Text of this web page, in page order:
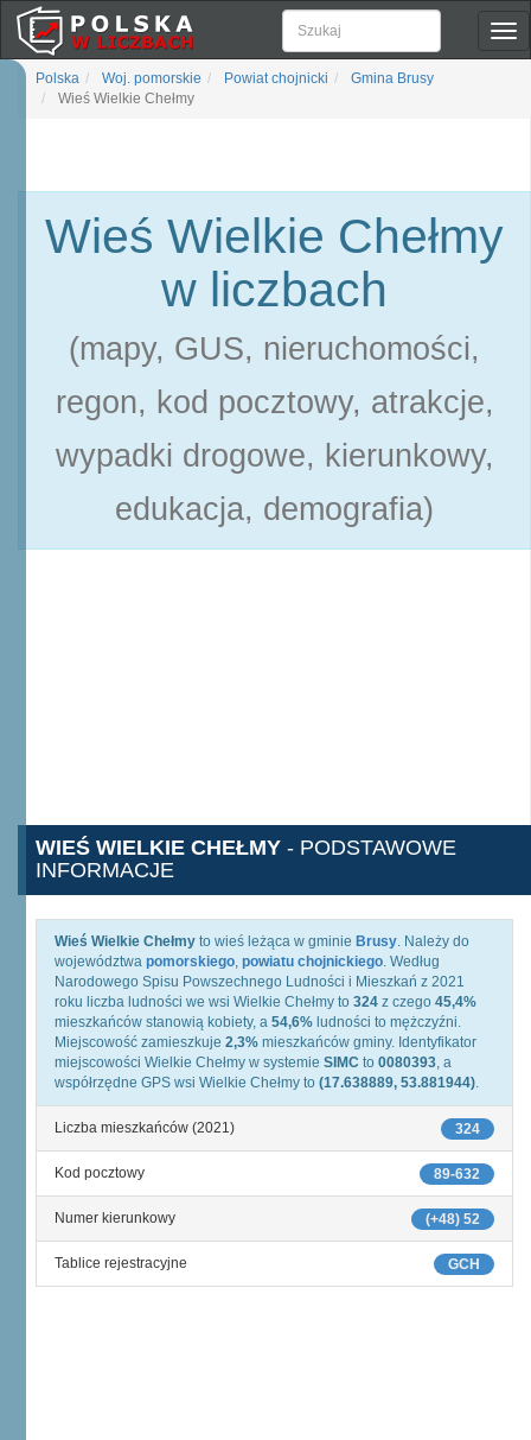
Polska Woj. pomorskie Powiat chojnicki
Gmina Brusy
Wieś Wielkie Chełmy
Wieś Wielkie Chełmy
w liczbach
(mapy, GUS, nieruchomości,
regon, kod pocztowy, atrakcje,
wypadki drogowe, kierunkowy,
edukacja, demografia)
WIEŚ WIELKIE CHEŁMY - PODSTAWOWE
INFORMACJE
Wieś Wielkie Chełmy to wieś leżąca w gminie Brusy. Należy do
województwa pomorskiego, powiatu chojnickiego. Według
Narodowego Spisu Powszechnego Ludności i Mieszkań z 2021
roku liczba ludności we wsi Wielkie Chełmy to 324 z czego 45,4%
mieszkańców stanowią kobiety, a 54,6% ludności to mężczyźni.
Miejscowość zamieszkuje 2,3% mieszkańców gminy. Identyfikator
miejscowości Wielkie Chełmy w systemie SIMC to 0080393, a
współrzędne GPS wsi Wielkie Chełmy to (17.638889, 53.881944).
324
Liczba mieszkańców (2021)
89-632
Kod pocztowy
(+48) 52
Numer kierunkowy
GCH
Tablice rejestracyjne